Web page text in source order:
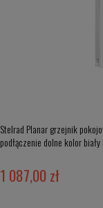
Stelrad Planar grzejnik
podłączenie dolne kolor
1 087,00 zł